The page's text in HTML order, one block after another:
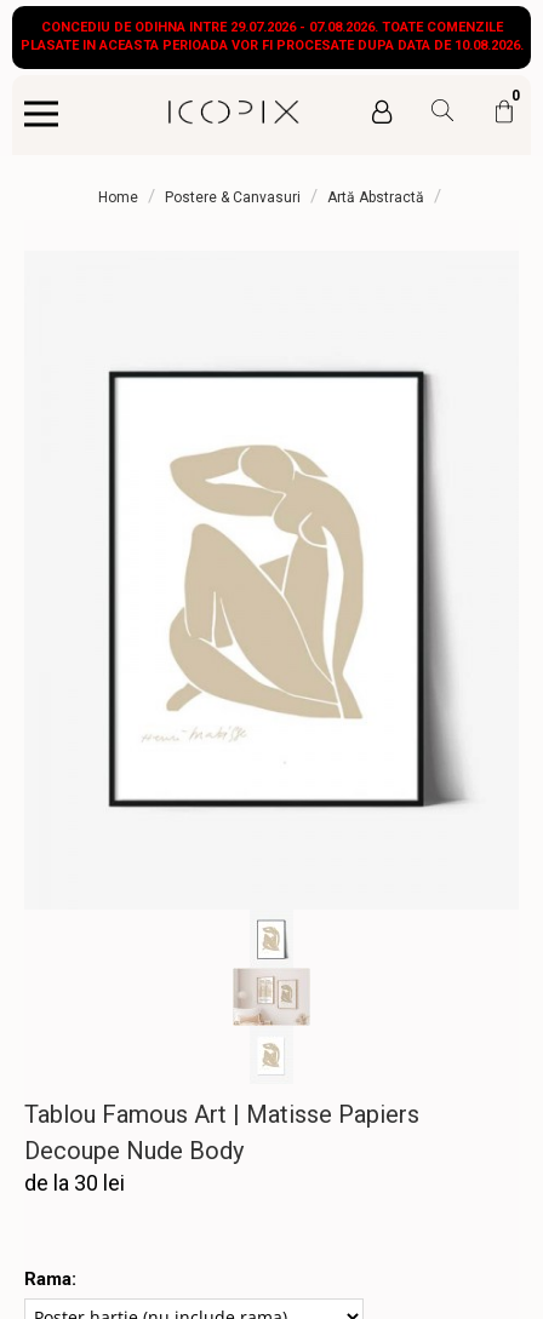
CONCEDIU DE ODIHNA INTRE 29.07.2026 - 07.08.2026. TOATE COMENZILE
PLASATE IN ACEASTA PERIOADA VOR FI PROCESATE DUPA DATA DE 10.08.2026.
0
Home / Postere & Canvasuri / Artă Abstractă /
Tablou Famous Art | Matisse Papiers
Decoupe Nude Body
de la 30 lei
Rama: